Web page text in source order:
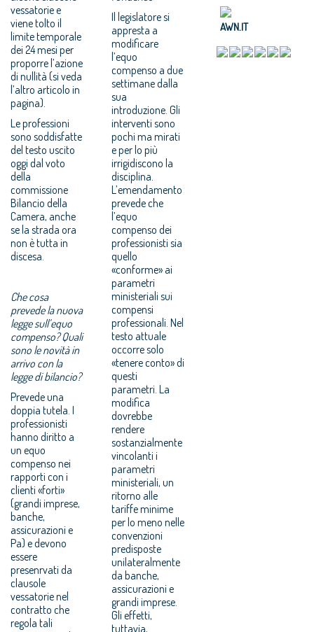
vessatorie e
viene tolto il
limite temporale
dei 24 mesi per
proporre l’azione
di nullità (si veda
l’altro articolo in
pagina).
Le professioni
sono soddisfatte
del testo uscito
oggi dal voto
della
commissione
Bilancio della
Camera, anche
se la strada ora
non è tutta in
discesa.
Che cosa
prevede la nuova
legge sull’equo
compenso? Quali
sono le novità in
arrivo con la
legge di bilancio?
Prevede una
doppia tutela. I
professionisti
hanno diritto a
un equo
compenso nei
rapporti con i
clienti «forti»
(grandi imprese,
banche,
assicurazioni e
Pa) e devono
essere
presenrvati da
clausole
vessatorie nel
contratto che
regola tali
Il legislatore si
appresta a
modificare
l’equo
compenso a due
settimane dalla
sua
introduzione. Gli
interventi sono
pochi ma mirati
e per lo più
irrigidiscono la
disciplina.
L’emendamento
prevede che
l’equo
compenso dei
professionisti sia
quello
«conforme» ai
parametri
ministeriali sui
compensi
professionali. Nel
testo attuale
occorre solo
«tenere conto» di
questi
parametri. La
modifica
dovrebbe
rendere
sostanzialmente
vincolanti i
parametri
ministeriali, un
ritorno alle
tariffe minime
per lo meno nelle
convenzioni
predisposte
unilateralmente
da banche,
assicurazioni e
grandi imprese.
Gli effetti,
tuttavia,
AWN.IT